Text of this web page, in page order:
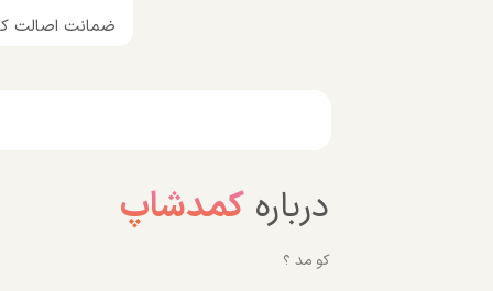
ضمانت اصالت
دربارهکمدشاپ
کو مد ؟